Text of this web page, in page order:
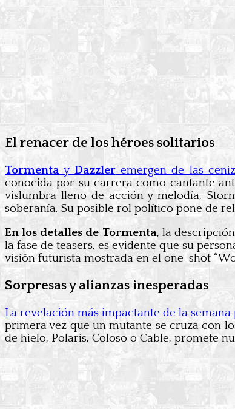
El renacer de los héroes solitarios
Tormenta y Dazzleremergen de las
conocida por su carrera como cantante
vislumbra lleno de acción y melodía,
soberanía. Su posible rol político pone de
En los detalles de Tormenta, la
la fase de teasers, es evidente que su
visión futurista mostrada en el one-shot
Sorpresas y alianzas inesperadas
La revelación más impactante de la
primera vez que un mutante se cruza con
de hielo, Polaris, Coloso o Cable, promete